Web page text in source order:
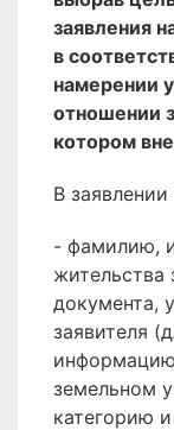
заявления
в
намерении
отношении
котором
В
- фамилию,
жительства
документа,
заявителя
земельном
категорию